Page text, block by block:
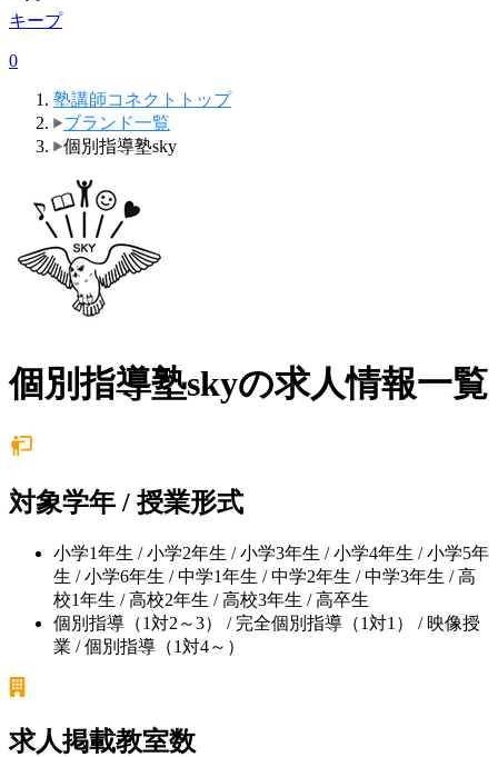
キープ
0
塾講師コネクトトップ
ブランド一覧
個別指導塾sky
個別指導塾skyの求人情報一覧
対象学年 / 授業形式
小学1年生 / 小学2年生 / 小学3年生 / 小学4年生 / 小学5年
生 / 小学6年生 / 中学1年生 / 中学2年生 / 中学3年生 / 高
校1年生 / 高校2年生 / 高校3年生 / 高卒生
個別指導（1対2～3） / 完全個別指導（1対1） / 映像授
業 / 個別指導（1対4～）
求人掲載教室数